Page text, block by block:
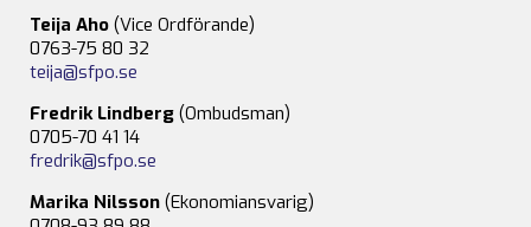
Teija Aho (Vice Ordförande)
0763-75 80 32
teija@sfpo.se
Fredrik Lindberg (Ombudsman)
0705-70 41 14
fredrik@sfpo.se
Marika Nilsson (Ekonomiansvarig)